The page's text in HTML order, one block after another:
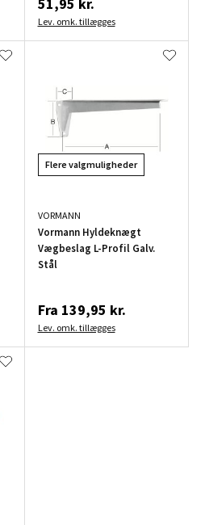
51,95 kr.
Lev. omk. tillægges
Flere valgmuligheder
VORMANN
Vormann Hyldeknægt
Vægbeslag L-Profil Galv.
Stål
Fra 139,95 kr.
Lev. omk. tillægges